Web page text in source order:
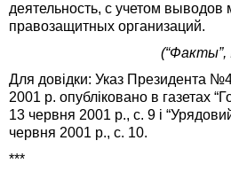
деятельность, с учетом
правозащитных организаций.
(“Факты”,
Для довідки: Указ Президента
2001 р. опубліковано в газетах
13 червня 2001 р., с. 9 і
червня 2001 р., с. 10.
***